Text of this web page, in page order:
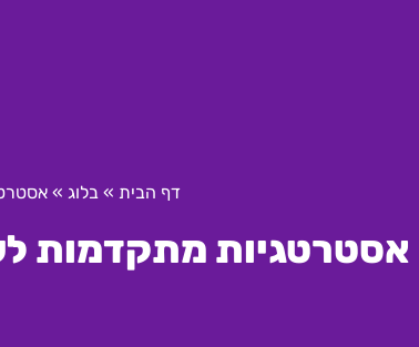
דף הבית »בלוג »
אסטרטגיות מתקדמות